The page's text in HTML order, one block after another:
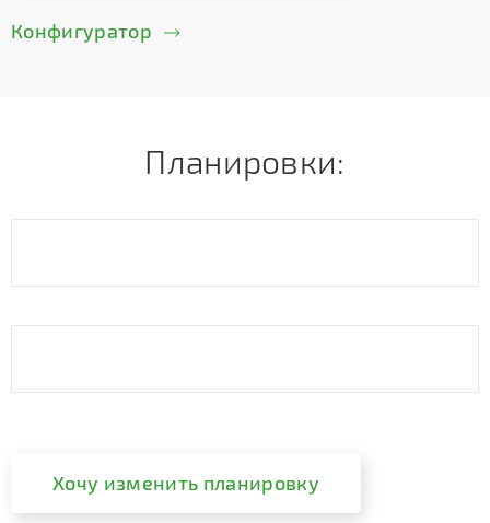
Конфигуратор
Планировки:
Хочу изменить планировку